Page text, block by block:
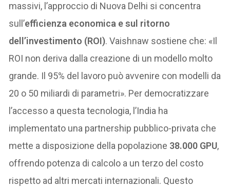
massivi, l’approccio di Nuova Delhi si concentra
sull’efficienza economica e sul ritorno
dell’investimento (ROI). Vaishnaw sostiene che: «Il
ROI non deriva dalla creazione di un modello molto
grande. Il 95% del lavoro può avvenire con modelli da
20 o 50 miliardi di parametri». Per democratizzare
l’accesso a questa tecnologia, l’India ha
implementato una partnership pubblico-privata che
mette a disposizione della popolazione 38.000 GPU,
offrendo potenza di calcolo a un terzo del costo
rispetto ad altri mercati internazionali. Questo